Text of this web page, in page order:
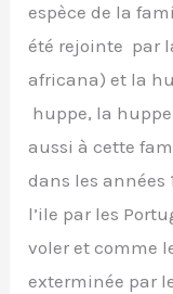
espèce de la
été rejointe par
africana) et la
huppe, la
aussi à cette
dans les années
l’ile par les
voler et comme
exterminée par